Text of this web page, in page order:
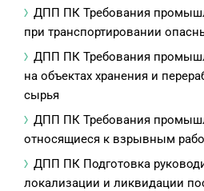
ДПП ПК Требования
при транспортировании
ДПП ПК Требования
на объектах хранения и
сырья
ДПП ПК Требования
относящиеся к взрывным
ДПП ПК Подготовка
локализации и ликвидации